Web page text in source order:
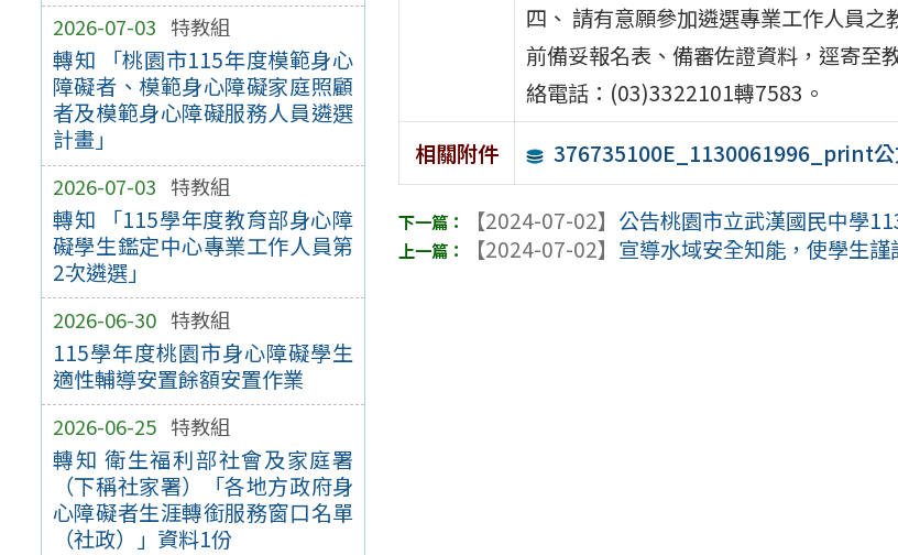
2026-07-03 特教組
轉知 「桃園市115年度模範身心
障礙者、模範身心障礙家庭照顧
者及模範身心障礙服務人員遴選
計畫」
2026-07-03 特教組
轉知 「115學年度教育部身心障
礙學生鑑定中心專業工作人員第
2次遴選」
2026-06-30 特教組
115學年度桃園市身心障礙學生
適性輔導安置餘額安置作業
2026-06-25 特教組
轉知 衛生福利部社會及家庭署
（下稱社家署）「各地方政府身
心障礙者生涯轉銜服務窗口名單
（社政）」資料1份
四、 請有意願參加遴選專業工作人員之
前備妥報名表、備審佐證資料，逕寄至
絡電話：(03)3322101轉7583。
相關附件
376735100E_1130061996_print
【2024-07-02】 公告桃園市立武漢國民中學
【2024-07-02】 宣導水域安全知能，使學生